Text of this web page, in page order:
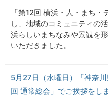
「第12回 横浜・人・まち
し、地域のコミュニティの
浜らしいまちなみや景観を
いただきました。
5月27日（水曜日）「神奈
回 通常総会」でご挨拶をし